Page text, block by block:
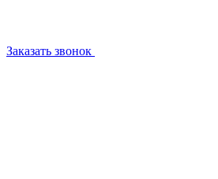
Заказать звонок